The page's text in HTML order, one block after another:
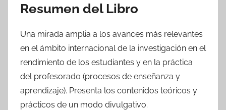
Resumen del Libro
Una mirada amplia a los avances más relevantes
en el ámbito internacional de la investigación en el
rendimiento de los estudiantes y en la práctica
del profesorado (procesos de enseñanza y
aprendizaje). Presenta los contenidos teóricos y
prácticos de un modo divulgativo.